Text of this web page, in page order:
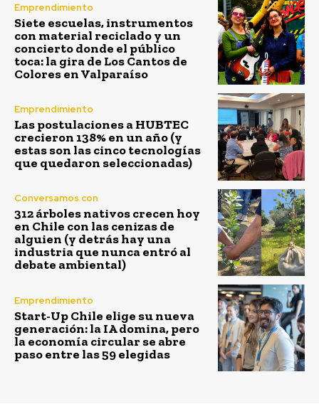
Emprendimiento
Siete escuelas, instrumentos
con material reciclado y un
concierto donde el público
toca: la gira de Los Cantos de
Colores en Valparaíso
Emprendimiento
Las postulaciones a HUBTEC
crecieron 138% en un año (y
estas son las cinco tecnologías
que quedaron seleccionadas)
Conversamos con
312 árboles nativos crecen hoy
en Chile con las cenizas de
alguien (y detrás hay una
industria que nunca entró al
debate ambiental)
Emprendimiento
Start-Up Chile elige su nueva
generación: la IA domina, pero
la economía circular se abre
paso entre las 59 elegidas